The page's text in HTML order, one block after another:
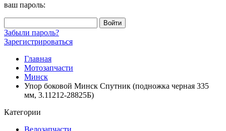
ваш пароль:
Забыли пароль?
Зарегистрироваться
Главная
Мотозапчасти
Минск
Упор боковой Минск Спутник (подножка черная 335
мм, 3.11212-28825Б)
Категории
Велозапчасти